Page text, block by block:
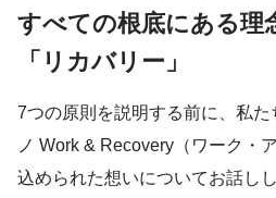
すべての根底にある理
「リカバリー」
7つの原則を説明する前に、私
ノ Work & Recovery（ワーク・
込められた想いについてお話しし